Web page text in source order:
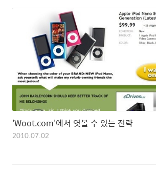
'Woot.com'에서 엿볼 수 있는 전략
2010.07.02